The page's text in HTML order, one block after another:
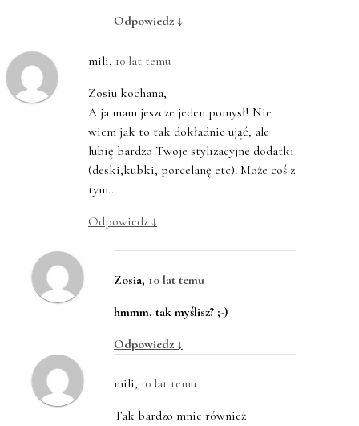
Odpowiedz ↓
mili, 10 lat temu
Zosiu kochana,
A ja mam jeszcze jeden pomysł! Nie
wiem jak to tak dokładnie ująć, ale
lubię bardzo Twoje stylizacyjne dodatki
(deski,kubki, porcelanę etc). Może coś z
tym..
Odpowiedz ↓
Zosia, 10 lat temu
hmmm, tak myślisz? ;-)
Odpowiedz ↓
mili, 10 lat temu
Tak bardzo mnie również